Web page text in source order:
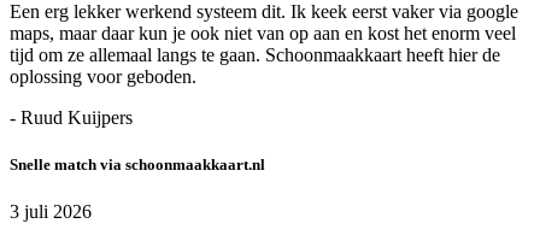
Een erg lekker werkend systeem dit. Ik keek eerst vaker via google
maps, maar daar kun je ook niet van op aan en kost het enorm veel
tijd om ze allemaal langs te gaan. Schoonmaakkaart heeft hier de
oplossing voor geboden.
- Ruud Kuijpers
Snelle match via schoonmaakkaart.nl
3 juli 2026